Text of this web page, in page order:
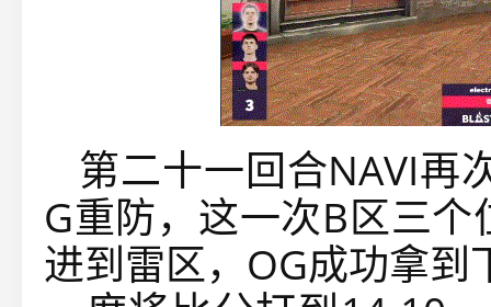
第二十一回合NAVI再
G重防，这一次B区三
进到雷区，OG成功拿